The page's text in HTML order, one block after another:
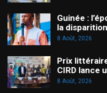
Guinée :
la
8 Août, 2026
Prix
CIRD lance
8 Août, 2026